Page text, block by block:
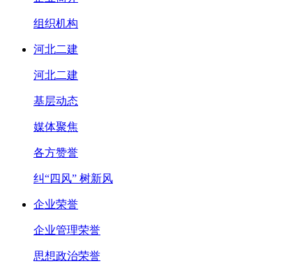
组织机构
河北二建
河北二建
基层动态
媒体聚焦
各方赞誉
纠“四风” 树新风
企业荣誉
企业管理荣誉
思想政治荣誉